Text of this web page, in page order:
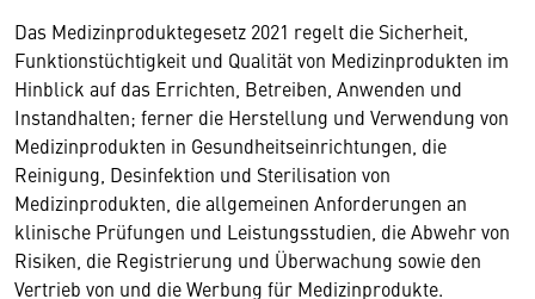
Das Medizinproduktegesetz 2021 regelt die Sicherheit,
Funktionstüchtigkeit und Qualität von Medizinprodukten im
Hinblick auf das Errichten, Betreiben, Anwenden und
Instandhalten; ferner die Herstellung und Verwendung von
Medizinprodukten in Gesundheitseinrichtungen, die
Reinigung, Desinfektion und Sterilisation von
Medizinprodukten, die allgemeinen Anforderungen an
klinische Prüfungen und Leistungsstudien, die Abwehr von
Risiken, die Registrierung und Überwachung sowie den
Vertrieb von und die Werbung für Medizinprodukte.